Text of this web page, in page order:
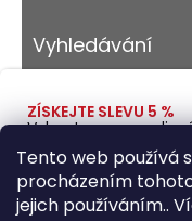
Tento web používá
procházením
jejich používáním..
Vyhledávání
HLEDAT
ZÍSKEJTE SLEVU 5 %
Vybavte se na
Zadejte svůj e-mail
slevový kód.